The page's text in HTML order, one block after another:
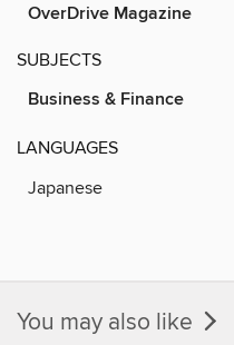
OverDrive Magazine
SUBJECTS
Business & Finance
LANGUAGES
Japanese
You may also like